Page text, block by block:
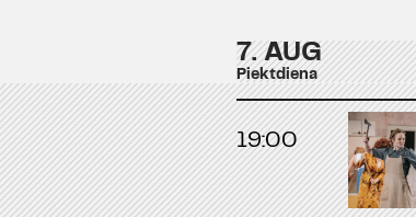
7. AUG
Piektdiena
19:00